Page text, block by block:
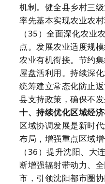
机制。健全县乡村三
率先基本实现农业农村
（35）全面深化农业
点。发展农业适度规
农业有机衔接。节约
屋盘活利用。持续深
统筹建立常态化防止
县支持政策，确保不
十、持续优化区域经
区域协调发展是新时
布局，增强重点区域
（36）提升沈阳、大
断增强辐射带动力、
市，引领沈阳都市圈